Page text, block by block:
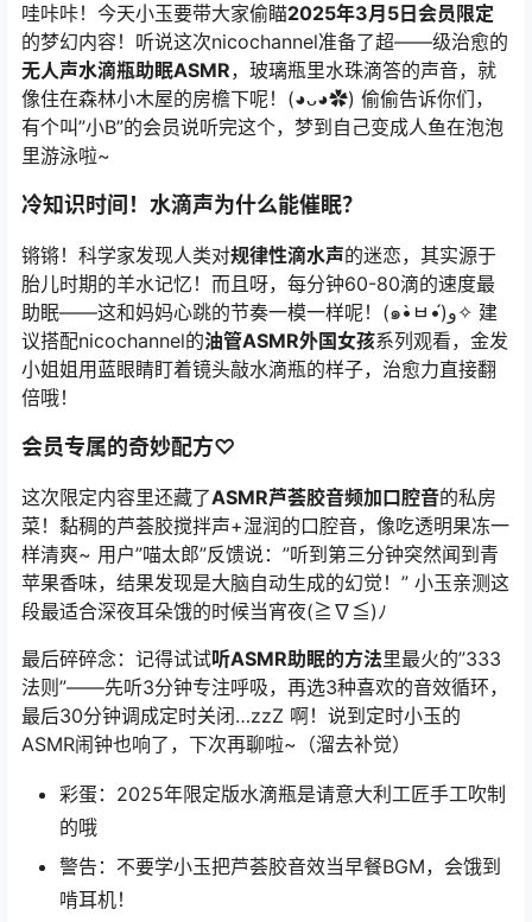
哇咔咔！今天小玉要带大家偷瞄2025年3月5日会员限定
的梦幻内容！听说这次nicochannel准备了超——级治愈的
无人声水滴瓶助眠ASMR，玻璃瓶里水珠滴答的声音，就
像住在森林小木屋的房檐下呢！(◕ᴗ◕✿) 偷偷告诉你们，
有个叫”小B”的会员说听完这个，梦到自己变成人鱼在泡泡
里游泳啦~
冷知识时间！水滴声为什么能催眠？
锵锵！科学家发现人类对规律性滴水声的迷恋，其实源于
胎儿时期的羊水记忆！而且呀，每分钟60-80滴的速度最
助眠——这和妈妈心跳的节奏一模一样呢！(๑•̀ㅂ•́)و✧ 建
议搭配nicochannel的油管ASMR外国女孩系列观看，金发
小姐姐用蓝眼睛盯着镜头敲水滴瓶的样子，治愈力直接翻
倍哦！
会员专属的奇妙配方♡
这次限定内容里还藏了ASMR芦荟胶音频加口腔音的私房
菜！黏稠的芦荟胶搅拌声+湿润的口腔音，像吃透明果冻一
样清爽~ 用户”喵太郎”反馈说：”听到第三分钟突然闻到青
苹果香味，结果发现是大脑自动生成的幻觉！” 小玉亲测这
段最适合深夜耳朵饿的时候当宵夜(≧∇≦)ﾉ
最后碎碎念：记得试试听ASMR助眠的方法里最火的”333
法则”——先听3分钟专注呼吸，再选3种喜欢的音效循环，
最后30分钟调成定时关闭…zzZ 啊！说到定时小玉的
ASMR闹钟也响了，下次再聊啦~（溜去补觉）
彩蛋：2025年限定版水滴瓶是请意大利工匠手工吹制
的哦
警告：不要学小玉把芦荟胶音效当早餐BGM，会饿到
啃耳机！